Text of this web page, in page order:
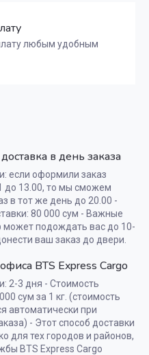
любым удобным
в день заказа
если оформили заказ
до 13.00, то мы сможем
в тот же день до 20.00 -
80 000 сум - Важные
может подождать вас до 10-
ваш заказ до двери.
BTS Express Cargo
2-3 дня - Стоимость
сум за 1 кг. (стоимость
автоматически при
- Этот способ доставки
для тех городов и районов,
BTS Express Cargo